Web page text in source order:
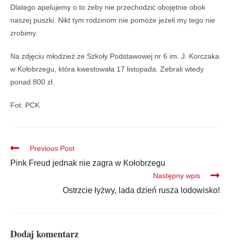
Dlatego apelujemy o to żeby nie przechodzić obojętnie obok
naszej puszki. Nikt tym rodzinom nie pomoże jeżeli my tego nie
zrobimy.
Na zdjęciu młodzież ze Szkoły Podstawowej nr 6 im. J. Korczaka
w Kołobrzegu, która kwestowała 17 listopada. Zebrali wtedy
ponad 800 zł.
Fot. PCK
Previous Post
Pink Freud jednak nie zagra w Kołobrzegu
Następny wpis
Ostrzcie łyżwy, lada dzień rusza lodowisko!
Dodaj komentarz